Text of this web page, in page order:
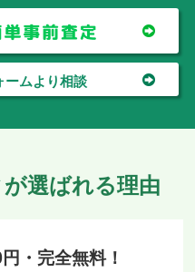
ームより相談
選ばれる理由
・ 完全無料！